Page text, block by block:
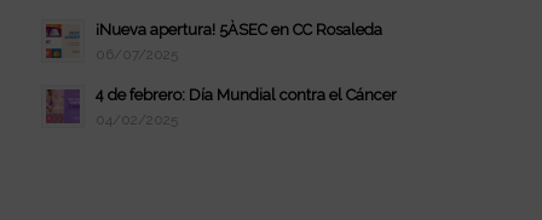
¡Nueva apertura! 5ÀSEC en CC Rosaleda
06/07/2025
4 de febrero: Día Mundial contra el Cáncer
04/02/2025